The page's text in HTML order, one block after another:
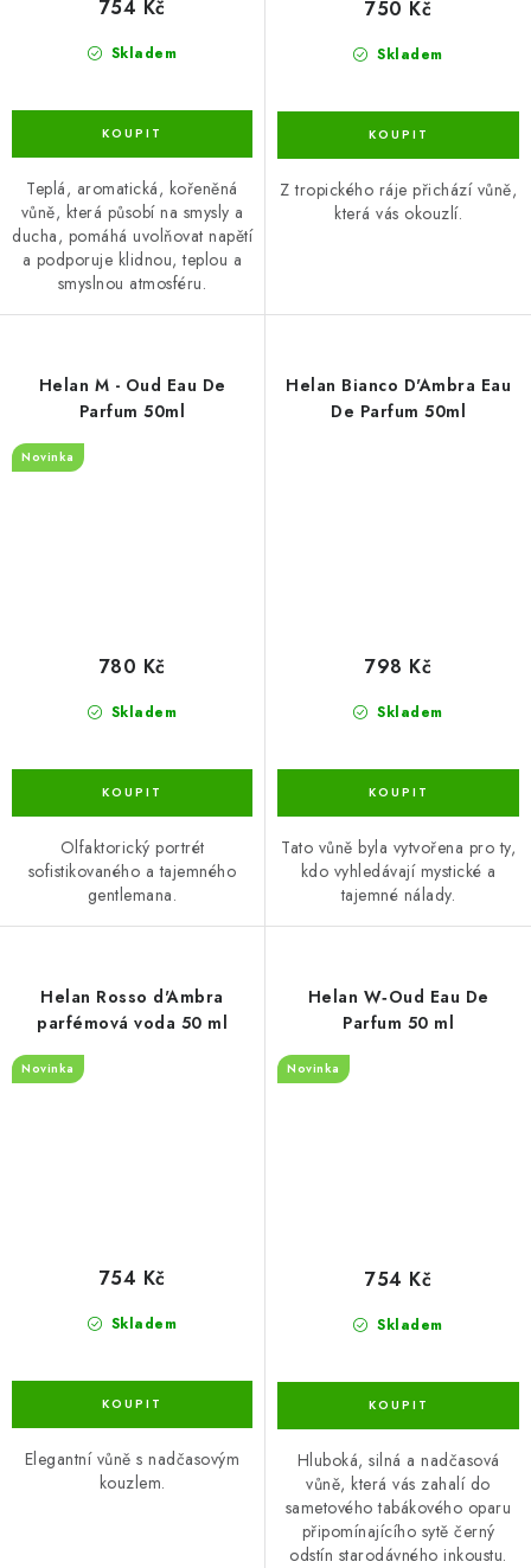
Skladem
754 Kč
Teplá, aromatická, kořeněná
vůně, která působí na smysly a
ducha, pomáhá uvolňovat napětí
a podporuje klidnou, teplou a
smyslnou atmosféru.
Skladem
750 Kč
Z tropického ráje přichází vůně,
která vás okouzlí.
Helan M - Oud Eau De
Parfum 50ml
Novinka
Skladem
780 Kč
Olfaktorický portrét
sofistikovaného a tajemného
gentlemana.
Helan Bianco D'Ambra Eau
De Parfum 50ml
Skladem
798 Kč
Tato vůně byla vytvořena pro ty,
kdo vyhledávají mystické a
tajemné nálady.
Helan Rosso d'Ambra
parfémová voda 50 ml
Novinka
Skladem
754 Kč
Elegantní vůně s nadčasovým
kouzlem.
Helan W‑Oud Eau De
Parfum 50 ml
Novinka
Skladem
754 Kč
Hluboká, silná a nadčasová
vůně, která vás zahalí do
sametového tabákového oparu
připomínajícího sytě černý
odstín starodávného inkoustu.